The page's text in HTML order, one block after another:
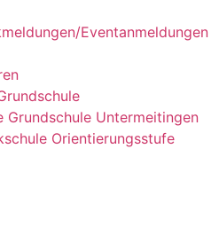
Eventanmeldungen
Grundschule Untermeitingen
Orientierungsstufe